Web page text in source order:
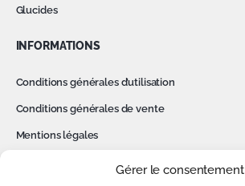
Gérer le consentement
Glucides
INFORMATIONS
Conditions générales d’utilisation
Conditions générales de vente
Mentions légales